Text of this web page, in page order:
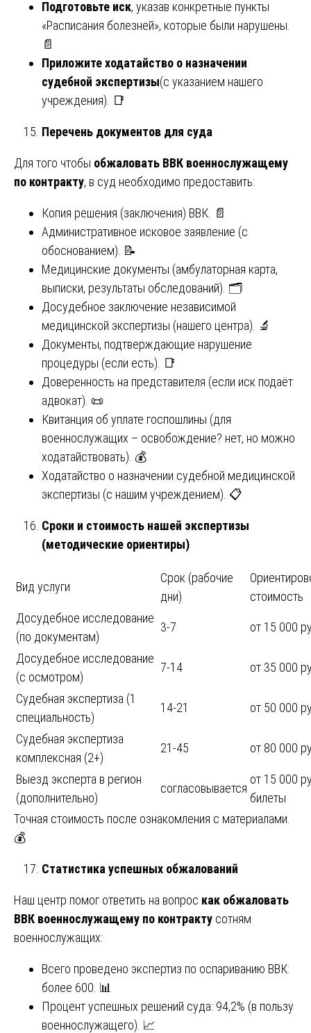
Подготовьте иск, указав конкретные пункты
«Расписания болезней», которые были нарушены.
📄
Приложите ходатайство о назначении
судебной экспертизы(с указанием нашего
учреждения). 📑
Перечень документов для суда
Для того чтобы обжаловать ВВК военнослужащему
по контракту, в суд необходимо предоставить:
Копия решения (заключения) ВВК. 📄
Административное исковое заявление (с
обоснованием). 📝
Медицинские документы (амбулаторная карта,
выписки, результаты обследований). 🗂️
Досудебное заключение независимой
медицинской экспертизы (нашего центра). 🔬
Документы, подтверждающие нарушение
процедуры (если есть). 📑
Доверенность на представителя (если иск подаёт
адвокат). 📜
Квитанция об уплате госпошлины (для
военнослужащих – освобождение? нет, но можно
ходатайствовать). 💰
Ходатайство о назначении судебной медицинской
экспертизы (с нашим учреждением). 📋
Сроки и стоимость нашей экспертизы
(методические ориентиры)
Вид услуги
Срок (рабочие
дни)
стоимость
Досудебное исследование
(по документам)
3-7 от 15 000
Досудебное исследование
(с осмотром)
7-14 от 35 000
Судебная экспертиза (1
специальность)
14-21 от 50 000
Судебная экспертиза
комплексная (2+)
21-45 от 80 000
Выезд эксперта в регион
(дополнительно)
согласовывается
от 15 000
билеты
Точная стоимость после ознакомления с материалами.
💰
Статистика успешных обжалований
Наш центр помог ответить на вопрос как обжаловать
ВВК военнослужащему по контракту сотням
военнослужащих:
Всего проведено экспертиз по оспариванию ВВК:
более 600. 📊
Процент успешных решений суда: 94,2% (в пользу
военнослужащего). 📈